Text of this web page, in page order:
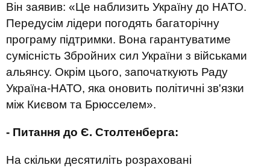
Він заявив: «Це наблизить Україну до НАТО.
Передусім лідери погодять багаторічну
програму підтримки. Вона гарантуватиме
сумісність Збройних сил України з військами
альянсу. Окрім цього, започаткують Раду
Україна-НАТО, яка оновить політичні зв'язки
між Києвом та Брюсселем».
- Питання до Є. Столтенберга:
На скільки десятиліть розраховані